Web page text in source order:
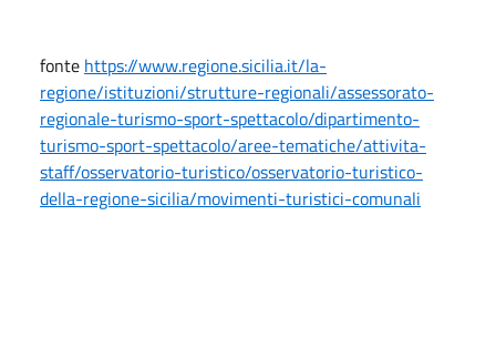
fonte https://www.regione.sicilia.it/la-
regione/istituzioni/strutture-regionali/assessorato-
regionale-turismo-sport-spettacolo/dipartimento-
turismo-sport-spettacolo/aree-tematiche/attivita-
staff/osservatorio-turistico/osservatorio-turistico-
della-regione-sicilia/movimenti-turistici-comunali